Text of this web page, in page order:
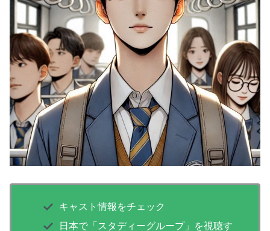
キャスト情報をチェック
日本で「スタディーグループ」を視聴す